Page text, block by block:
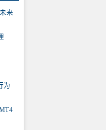
来
为